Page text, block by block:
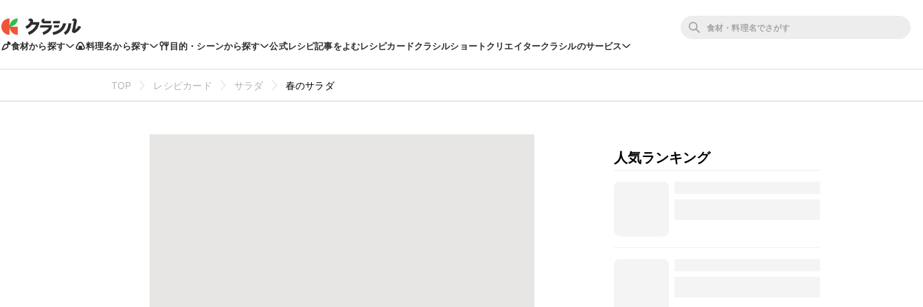
食材から探す 料理名から探す 目的・シーンから探す 公式レシピ記事をよむレシピカードクラシルショートクリエイタークラシルのサービス
TOP レシピカード サラダ 春のサラダ
人気ランキング